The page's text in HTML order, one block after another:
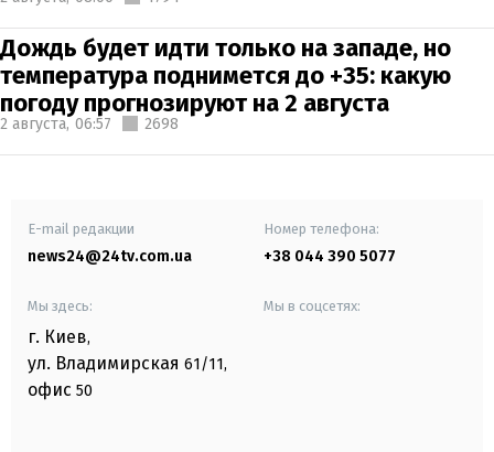
Дождь будет идти только на западе, но
температура поднимется до +35: какую
погоду прогнозируют на 2 августа
2 августа, 06:57 2698
E-mail редакции
news24@24tv.com.ua
Номер телефона:
+38 044 390 5077
Мы здесь:
г. Киев,
ул. Владимирская 61/11,
офис 50
Мы в соцсетях: